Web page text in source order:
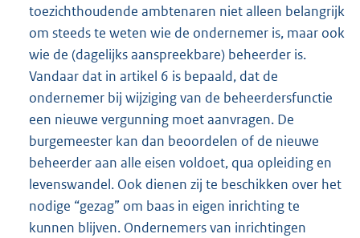
toezichthoudende ambtenaren niet alleen belangrijk
om steeds te weten wie de ondernemer is, maar ook
wie de (dagelijks aanspreekbare) beheerder is.
Vandaar dat in artikel 6 is bepaald, dat de
ondernemer bij wijziging van de beheerdersfunctie
een nieuwe vergunning moet aanvragen. De
burgemeester kan dan beoordelen of de nieuwe
beheerder aan alle eisen voldoet, qua opleiding en
levenswandel. Ook dienen zij te beschikken over het
nodige “gezag” om baas in eigen inrichting te
kunnen blijven. Ondernemers van inrichtingen